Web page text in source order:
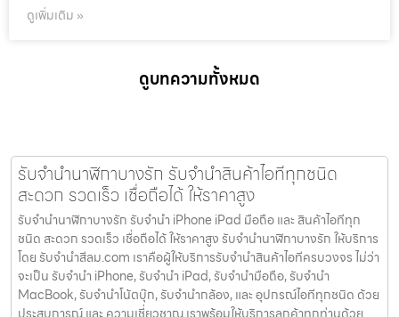
ดูเพิ่มเติม »
ดูบทความทั้งหมด
รับจำนำนาฬิกาบางรัก รับจำนำสินค้าไอทีทุกชนิด
สะดวก รวดเร็ว เชื่อถือได้ ให้ราคาสูง
รับจำนำนาฬิกาบางรัก รับจำนำ iPhone iPad มือถือ และ สินค้าไอทีทุก
ชนิด สะดวก รวดเร็ว เชื่อถือได้ ให้ราคาสูง รับจำนำนาฬิกาบางรัก ให้บริการ
โดย รับจํานําสีลม.com เราคือผู้ให้บริการรับจำนำสินค้าไอทีครบวงจร ไม่ว่า
จะเป็น รับจำนำ iPhone, รับจำนำ iPad, รับจำนำมือถือ, รับจำนำ
MacBook, รับจำนำโน้ตบุ๊ก, รับจำนำกล้อง, และ อุปกรณ์ไอทีทุกชนิด ด้วย